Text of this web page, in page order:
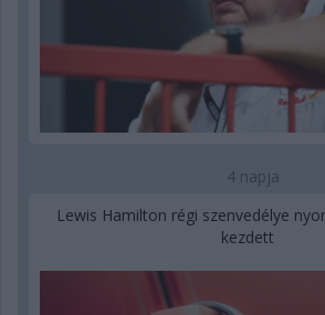
4 napja
Lewis Hamilton régi szenvedélye
kezdett